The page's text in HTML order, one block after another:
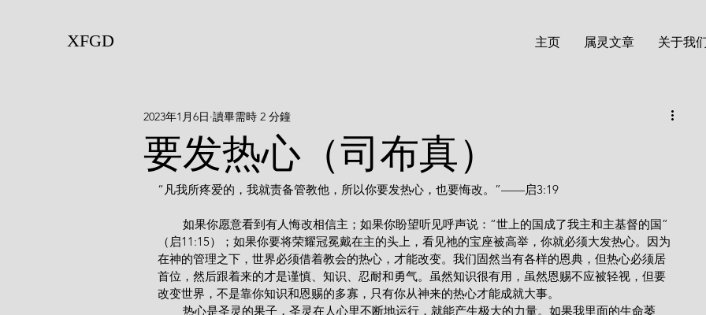
XFGD 主页 属灵文章 关于我
要发热心（司布真）
2023年1月6日 讀畢需時 2 分鐘
“凡我所疼爱的，我就责备管教他，所以你要发热心，也要悔改。”——启3:19
（启11:15）；如果你要将荣耀冠冕戴在主的头上，看见祂的宝座被高举，你就必须大发热心。因为
在神的管理之下，世界必须借着教会的热心，才能改变。我们固然当有各样的恩典，但热心必须居
首位，然后跟着来的才是谨慎、知识、忍耐和勇气。虽然知识很有用，虽然恩赐不应被轻视，但要
改变世界，不是靠你知识和恩赐的多寡，只有你从神来的热心才能成就大事。